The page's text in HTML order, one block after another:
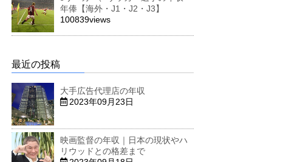
年俸【海外・J1・J2・J3】
100839views
最近の投稿
大手広告代理店の年収
2023年09月23日
映画監督の年収｜日本の現状やハ
リウッドとの格差まで